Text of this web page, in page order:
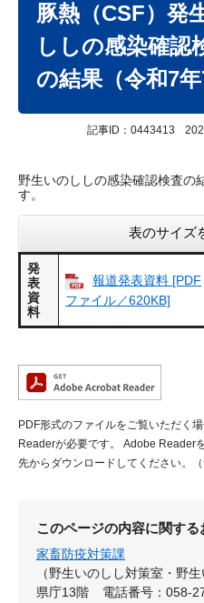
豚熱（CSF）発
ししの感染確認
の結果（令和7年
記事ID：0443413
野生いのししの感染確認検査の
す。
表のサイズ
発
表
資
料
報道発表資料 [PDF
ファイル／620KB]
PDF形式のファイルをご覧いただく
Readerが必要です。
Adobe Reader
先からダウンロードしてください。（
このページの内容に関す
家畜防疫対策課
（野生いのしし対策室・野生
県庁13階
電話番号：058-